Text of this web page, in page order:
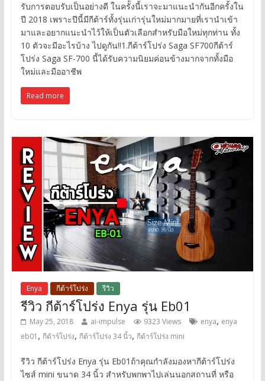
รับการตอบรับเป็นอย่างดี ในครัั้งนี้เราจะมาแนะนำกันอีกครั้งใน
ปี 2018 เพราะปีนี้มีกีต้าร์ทั้งรุ่นเก่ารุ่นใหม่มากมายที่เรานำเข้า
มาและอยากแนะนำไว้ให้เป็นตัวเลือกสำหรับมือใหม่ทุกท่าน ทั้ง
10 ตัวจะมีอะไรบ้าง ไปดูกัน!!1.กีต้าร์โปร่ง Saga SF700กีต้าร์
โปร่ง Saga SF-700 นี้ได้รับความนิยมค่อนข้างมากจากทั้งมือ
ใหม่และมืออาชีพ
Read more
Enya กีต้าร์โปร่ง รีวิว
รีวิว กีต้าร์โปร่ง Enya รุ่น Eb01
May 25, 2018 ai-impulse 9323 Views enya, enya
eb01 , กีต้าร์โปร่ง, กีต้าร์โปร่ง 34 นิ้ว, กีต้าร์โปร่ง mini
รีวิว กีต้าร์โปร่ง Enya รุ่น Eb01ถ้าคุณกำลังมองหากีต้าร์โปร่ง
ไซส์ mini ขนาด 34 นิ้ว สำหรับพกพาไปเล่นนอกสถานที่ หรือ